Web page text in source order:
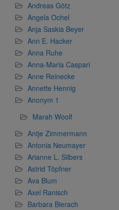
Andreas Götz
Angela Ochel
Anja Saskia Beyer
Ann E. Hacker
Anna Ruhe
Anna-Maria Caspari
Anne Reinecke
Annette Hennig
Anonym 1
Marah Woolf
Antje Zimmermann
Antonia Neumayer
Arianne L. Silbers
Astrid Töpfner
Ava Blum
Axel Ranisch
Barbara Bierach